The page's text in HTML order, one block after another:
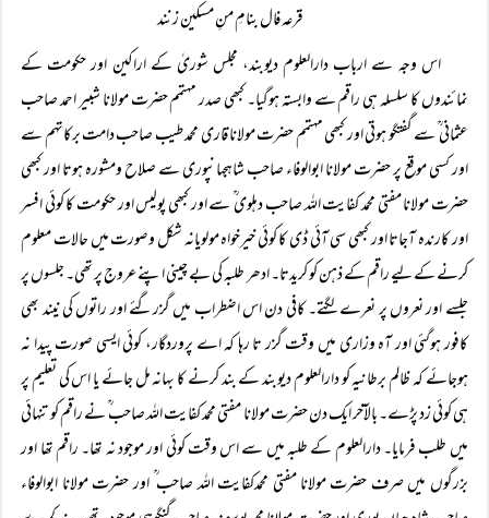
قرعہ فال بنامِ منِ مسکین زنند
اس وجہ سے ارباب دارالعلوم دیوبند، مجلس شوریٰ کے اراکین اور حکومت کے
نمائندوں کا سلسلہ ہی راقم سے وابستہ ہوگیا۔ کبھی صدر مہتمم حضرت مولانا شبیر احمد صاحب
عثمانی ؒ سے گفتگو ہوتی اور کبھی مہتمم حضرت مولانا قاری محمد طیب صاحب دامت برکاتہم سے
اور کسی موقع پر حضرت مولانا ابوالوفاء صاحب شاہجہانپوری سے صلاح ومشورہ ہوتا اور کبھی
حضرت مولانا مفتی محمد کفایت اللہ صاحب دہلوی ؒ سے اور کبھی پولیس اور حکومت کا کوئی افسر
اور کارندہ آجاتا اور کبھی سی آئی ڈی کا کوئی خیرخواہ مولویانہ شکل وصورت میں حالات معلوم
کرنے کے لیے راقم کے ذہن کو کریدتا۔ ادھر طلبہ کی بے چینی اپنے عروج پر تھی۔ جلسوں پر
جلسے اور نعروں پر نعرے لگتے۔ کافی دن اس اضطراب میں گزرگئے اور راتوں کی نیند بھی
کافور ہوگئی اور آہ وزاری میں وقت گزر تا رہا کہ اے پروردگار، کوئی ایسی صورت پیدا نہ
ہوجائے کہ ظالم برطانیہ کو دارالعلوم دیوبند کے بند کرنے کا بہانہ مل جائے یا اس کی تعلیم پر
ہی کوئی زد پڑے۔ بالآخر ایک دن حضرت مولانا مفتی محمد کفایت اللہ صاحب ؒ نے راقم کو تنہائی
میں طلب فرمایا۔ دارالعلوم کے طلبہ میں سے اس وقت کوئی اور موجود نہ تھا۔ راقم تھا اور
بزرگوں میں صرف حضرت مولانا مفتی محمدکفایت اللہ صاحب ؒ اور حضرت مولانا ابوالوفاء